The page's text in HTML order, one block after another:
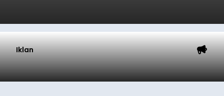
Iklan